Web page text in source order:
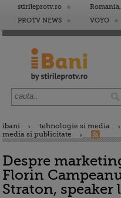
stirileprotv.ro
PROTV NEWS
VOYO
ibani
tehnologie si media
media si publicitate
Despre
Florin
Straton, speaker